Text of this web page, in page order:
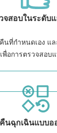
จสอบในระดับ
นที่กำหนดเอง แ
พื่อการตรวจสอบ
นฉุกเฉินแบบอ